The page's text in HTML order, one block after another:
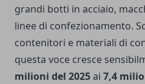
grandi botti in acciaio,
linee di confezionamento.
contenitori e materiali di
questa voce cresce
milioni del 2025ai 7,4